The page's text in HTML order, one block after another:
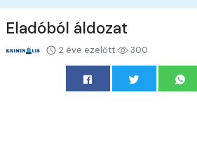
Eladóból áldozat
2 éve ezelőtt 300